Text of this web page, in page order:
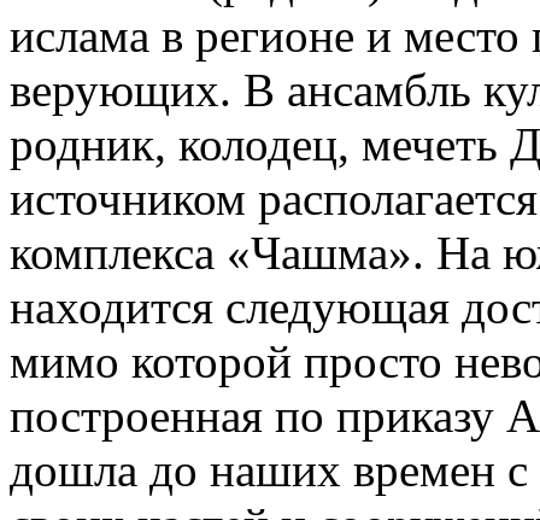
ислама в регионе и место
верующих. В ансамбль
родник, колодец, мечеть
источником
комплекса «Чашма». На
находится следующая
мимо которой просто
построенная по приказу
дошла до наших времен с